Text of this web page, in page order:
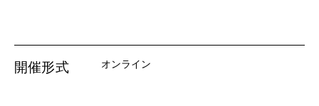
開催形式 オンライン